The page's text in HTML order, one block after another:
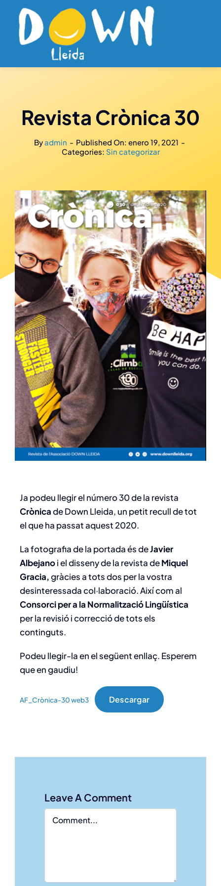
Saltar
contenido
Revista Crònica 30
Byadmin - Published On: enero 19, 2021 -
Categories: Sin categorizar
Ja podeu llegir el número 30 de la revista
Crònicade Down Lleida, un petit recull de tot
el que ha passat aquest 2020.
La fotografia de la portada és deJavier
Albejanoi el disseny de la revista deMiquel
Gracia,gràcies a tots dos per la vostra
desinteressada col·laboració. Així com al
Consorci per a la Normalització Lingüística
per la revisió i correcció de tots els
continguts.
Podeu llegir-la en el següent enllaç. Esperem
que en gaudiu!
AF_Crònica-30 web3 Descargar
Leave A Comment
Comment